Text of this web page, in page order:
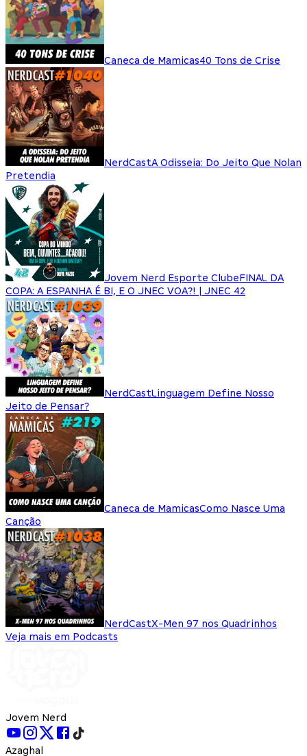
Caneca de Mamicas40 Tons de Crise
NerdCastA Odisseia: Do Jeito Que Nolan
Pretendia
Jovem Nerd Esporte ClubeFINAL DA
COPA: A ESPANHA É BI, E O JNEC VOA?! | JNEC 42
NerdCastLinguagem Define Nosso
Jeito de Pensar?
Caneca de MamicasComo Nasce Uma
Canção
NerdCastX-Men 97 nos Quadrinhos
Veja mais em Podcasts
Jovem Nerd
Azaghal